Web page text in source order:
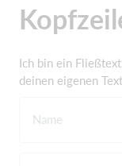
Ich bin ein
deinen eigenen
Name